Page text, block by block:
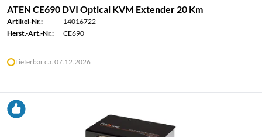
ATEN CE690 DVI Optical KVM Extender 20 Km
Artikel-Nr.:
14016722
Herst.-Art.-Nr.:
CE690
Lieferbar ca. 07.12.2026